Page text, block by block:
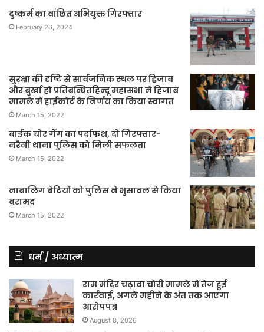
दुष्कर्म का वांछित अभियुक्त गिरफ्तार
February 26, 2024
सुरक्षा की दृष्टि से सार्वजनिक स्थल पर हिजाब
और बुर्खा हो प्रतिबन्धितहिन्दू महासभा ने हिजाब
मामले में हाईकोर्ट के निर्णय का किया स्वागत
March 15, 2022
बाईक चोर गैंग का पर्दाफश, दो गिरफ्तार-
नरैनी थाना पुलिस को मिली सफलता
March 15, 2022
नाबालिग बेटियों को पुलिस ने भुसावल से किया
बरामद
March 15, 2022
धर्म / अध्यात्म
राम मंदिर चढ़ावा चोरी मामले में तेज हुई
कार्रवाई, अगले महीने के अंत तक आएगा
आरोपपत्र
August 8, 2026